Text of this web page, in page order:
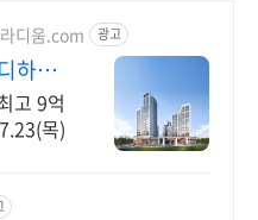
디움.com 광고
하모
고 9억
목)